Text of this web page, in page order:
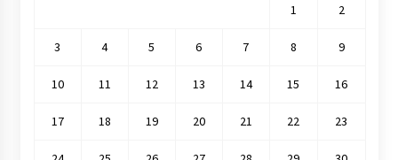
1
2
3 4 5 6 7 8 9
10 11 12 13 14 15 16
17 18 19 20 21 22 23